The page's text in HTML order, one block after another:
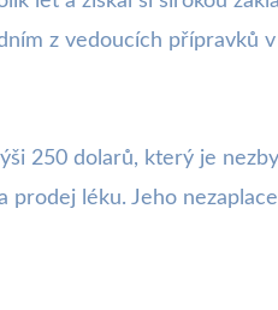
z vedoucích přípravků
250 dolarů, který je
prodej léku. Jeho